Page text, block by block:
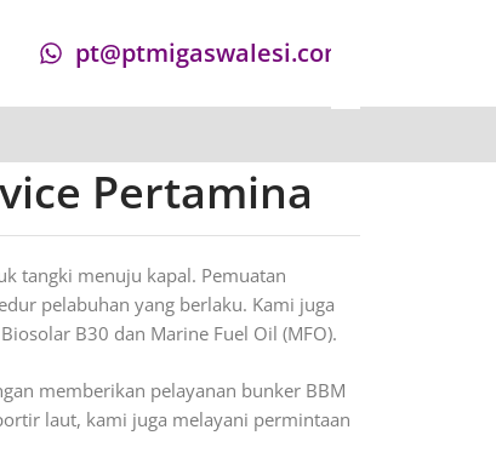
pt@ptmigaswalesi.com
Pertamina
tangki menuju kapal. Pemuatan
pelabuhan yang berlaku. Kami juga
B30 dan Marine Fuel Oil (MFO).
memberikan pelayanan bunker BBM
laut, kami juga melayani permintaan